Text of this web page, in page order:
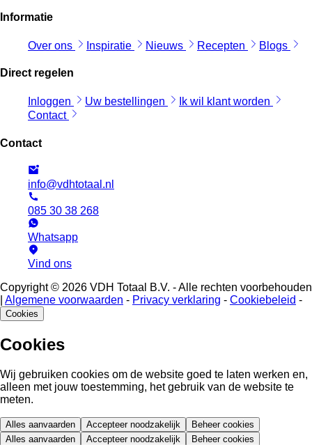
Informatie
Over ons Inspiratie Nieuws Recepten Blogs
Direct regelen
Inloggen Uw bestellingen
Ik wil klant worden
Contact
Contact
info@vdhtotaal.nl
085 30 38 268
Whatsapp
Vind ons
Copyright © 2026 VDH Totaal B.V. - Alle rechten voorbehouden
Algemene voorwaarden - Privacy verklaring - Cookiebeleid -
Cookies
Cookies
Wij gebruiken cookies om de website goed te laten werken en,
alleen met jouw toestemming, het gebruik van de website te
meten.
Alles aanvaarden Accepteer noodzakelijk
Beheer cookies
Alles aanvaarden
Accepteer noodzakelijk Beheer cookies